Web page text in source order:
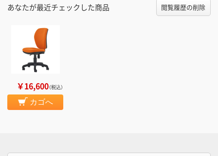
あなたが最近チェックした商品 閲覧履歴の削除
￥16,600（税込）
カゴへ